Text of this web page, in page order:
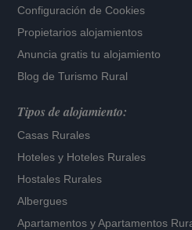
Configuración de Cookies
Propietarios alojamientos
Anuncia gratis tu alojamiento
Blog de Turismo Rural
Tipos de alojamiento:
Casas Rurales
Hoteles y Hoteles Rurales
Hostales Rurales
Albergues
Apartamentos yApartamentos